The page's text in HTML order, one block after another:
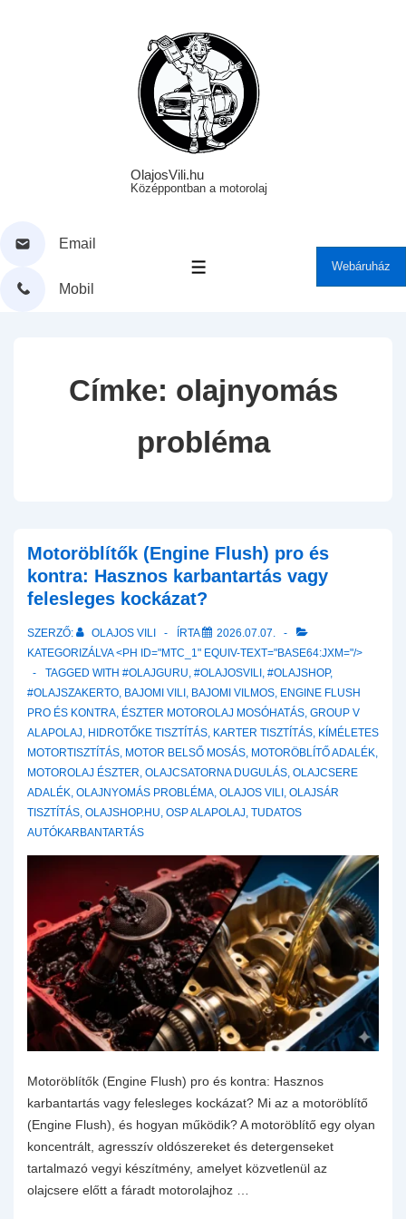
OlajosVili.hu
Középpontban a motorolaj
Email
Mobil
MENÜ Webáruház
Címke: olajnyomás
probléma
Motoröblítők (Engine Flush) pro és
kontra: Hasznos karbantartás vagy
felesleges kockázat?
SZERZŐ: OLAJOS VILI ÍRTA
2026.07.07.
KATEGORIZÁLVA <PH ID="MTC_1" EQUIV-TEXT="BASE64:JXM="/>
TAGGED WITH #OLAJGURU, #OLAJOSVILI , #OLAJSHOP,
#OLAJSZAKERTO, BAJOMI VILI , BAJOMI VILMOS, ENGINE FLUSH
PRO ÉS KONTRA, ÉSZTER MOTOROLAJ MOSÓHATÁS, GROUP V
ALAPOLAJ, HIDROTŐKE TISZTÍTÁS, KARTER TISZTÍTÁS, KÍMÉLETES
MOTORTISZTÍTÁS, MOTOR BELSŐ MOSÁS, MOTORÖBLÍTŐ ADALÉK,
MOTOROLAJ ÉSZTER, OLAJCSATORNA DUGULÁS, OLAJCSERE
ADALÉK, OLAJNYOMÁS PROBLÉMA, OLAJOS VILI , OLAJSÁR
TISZTÍTÁS, OLAJSHOP.HU, OSP ALAPOLAJ, TUDATOS
AUTÓKARBANTARTÁS
Motoröblítők (Engine Flush) pro és kontra: Hasznos
karbantartás vagy felesleges kockázat? Mi az a motoröblítő
(Engine Flush), és hogyan működik? A motoröblítő egy olyan
koncentrált, agresszív oldószereket és detergenseket
tartalmazó vegyi készítmény, amelyet közvetlenül az
olajcsere előtt a fáradt motorolajhoz …